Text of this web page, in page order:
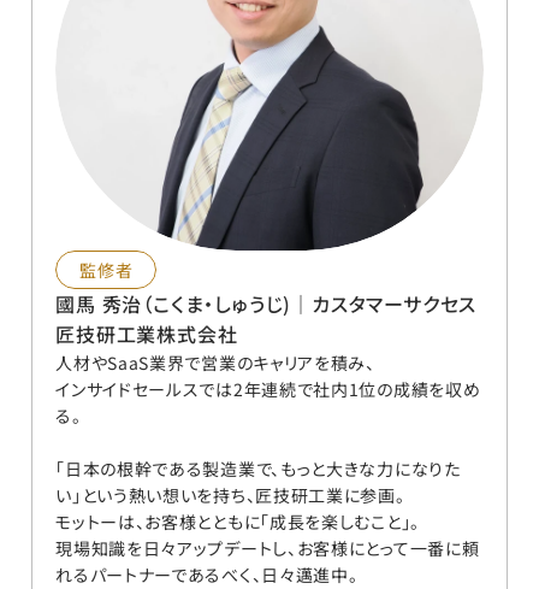
監修者
國馬 秀治 （こくま・しゅうじ) ｜ カスタマーサクセス
匠技研工業株式会社
人材やSaaS業界で営業のキャリアを積み、
インサイドセールスでは2年連続で社内1位の成績を収め
る。
「日本の根幹である製造業で、もっと大きな力になりた
い」という熱い想いを持ち、匠技研工業に参画。
モットーは、お客様とともに「成長を楽しむこと」。
現場知識を日々アップデートし、お客様にとって一番に頼
れるパートナーであるべく、日々邁進中。